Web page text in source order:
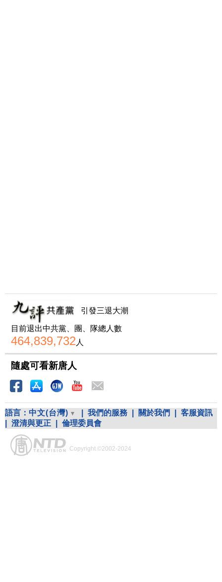
引發三退大潮
目前退出中共黨、團、隊總人數
464,839,732 人
隨處可看新唐人
語言： 中文(台灣) 我們的服務 關於我們
客服資訊
澄清與更正 倫理委員會
Copyright ©2002-2024